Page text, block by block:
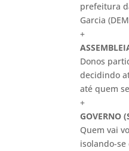
prefeitura
Garcia
+
Donos
decidindo
até quem
+
GOVERNO
Quem vai
isolando-se